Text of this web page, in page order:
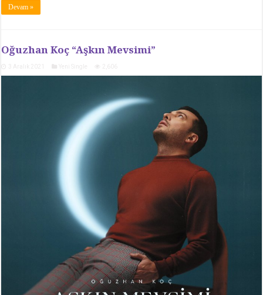
Devam »
Oğuzhan Koç “Aşkın Mevsimi”